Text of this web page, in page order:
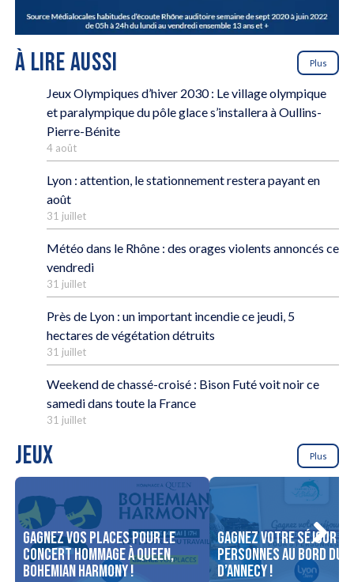
À LIRE AUSSI Plus
Jeux Olympiques d’hiver 2030 : Le village olympique
et paralympique du pôle glace s’installera à Oullins-
Pierre-Bénite
4 août
Lyon : attention, le stationnement restera payant en
août
31 juillet
Météo dans le Rhône : des orages violents annoncés ce
vendredi
31 juillet
Près de Lyon : un important incendie ce jeudi, 5
hectares de végétation détruits
31 juillet
Weekend de chassé-croisé : Bison Futé voit noir ce
samedi dans toute la France
31 juillet
JEUX Plus
Gagnez vos places pour le
concert Hommage à Queen,
Bohemian Harmony !
Gagnez votre séjour
personnes au bord du
d’Annecy !